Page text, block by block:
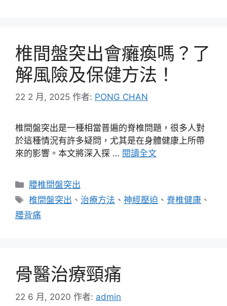
椎間盤突出會癱瘓嗎？了
解風險及保健方法！
22 2 月, 2025 作者: PONG CHAN
椎間盤突出是一種相當普遍的脊椎問題，很多人對
於這種情況有許多疑問，尤其是在身體健康上所帶
來的影響。本文將深入探 … 閱讀全文
分
類
腰椎間盤突出
標
籤
椎間盤突出 、 治療方法 、神經壓迫 、脊椎健康 、
腰背痛
骨醫治療頸痛
22 6 月, 2020 作者: admin